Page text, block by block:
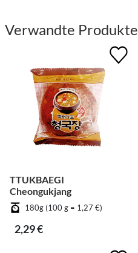
Verwandte Produkte
TTUKBAEGI
Cheongukjang
180g (100 g = 1,27 €)
2,29 €